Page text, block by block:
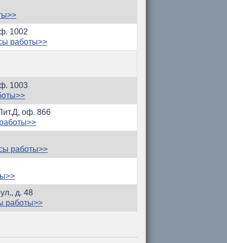
1002
работы>>
1003
оф. 866
работы>>
д. 48
работы>>